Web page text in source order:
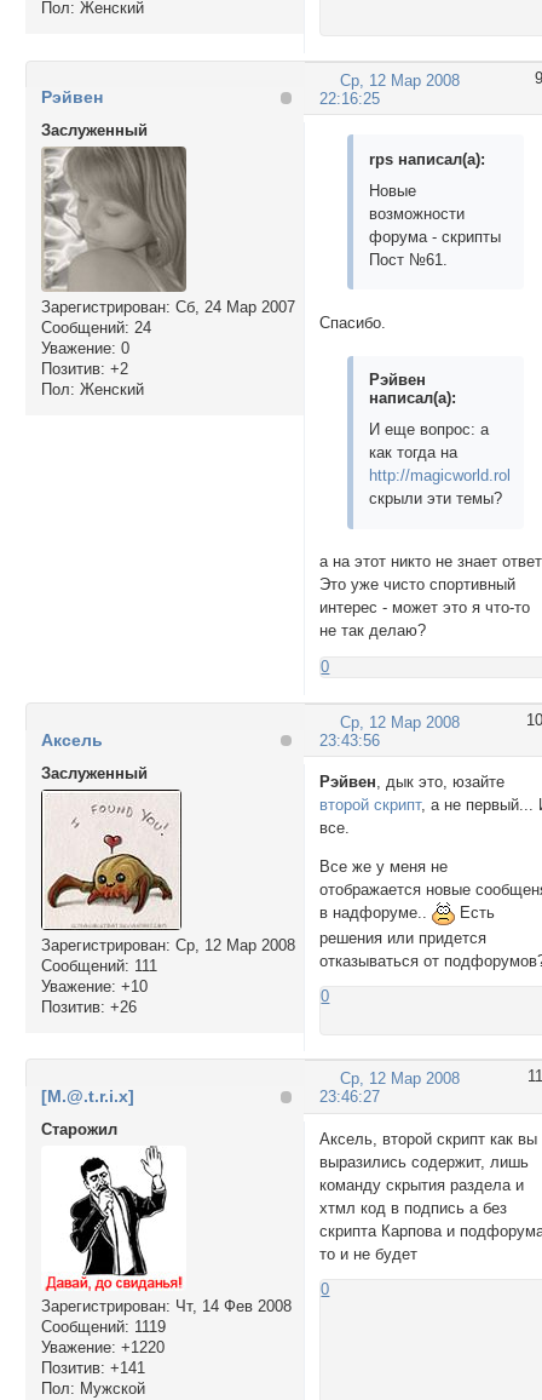
Пол: Женский
9
Ср, 12 Мар 2008
22:16:25
Рэйвен
Заслуженный
Зарегистрирован: Сб, 24 Мар 2007
Сообщений: 24
Уважение: 0
Позитив: +2
Пол: Женский
rps написал(а):
Новые
возможности
форума - скрипты
Пост №61.
Спасибо.
Рэйвен
написал(а):
И еще вопрос: а
как тогда на
http://
скрыли эти темы?
а на этот никто не знает
Это уже чисто спортивный
интерес - может это я что-то
не так делаю?
0
10
Ср, 12 Мар 2008
23:43:56
Аксель
Заслуженный
Зарегистрирован: Ср, 12 Мар 2008
Сообщений: 111
Уважение: +10
Позитив: +26
Рэйвен, дык это, юзайте
второй скрипт, а не первый...
все.
Все же у меня не
отображается новые
в надфоруме..
Есть
решения или придется
отказываться от
0
11
Ср, 12 Мар 2008
23:46:27
[M.@.t.r.i.x]
Cтарожил
Зарегистрирован: Чт, 14 Фев 2008
Сообщений: 1119
Уважение: +1220
Позитив: +141
Пол: Мужской
Аксель, второй скрипт как вы
выразились содержит, лишь
команду скрытия раздела и
хтмл код в подпись а без
скрипта Карпова и
то и не будет
0